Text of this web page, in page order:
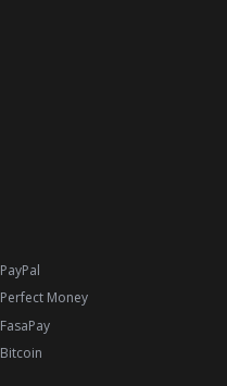
PayPal
Perfect Money
FasaPay
Bitcoin